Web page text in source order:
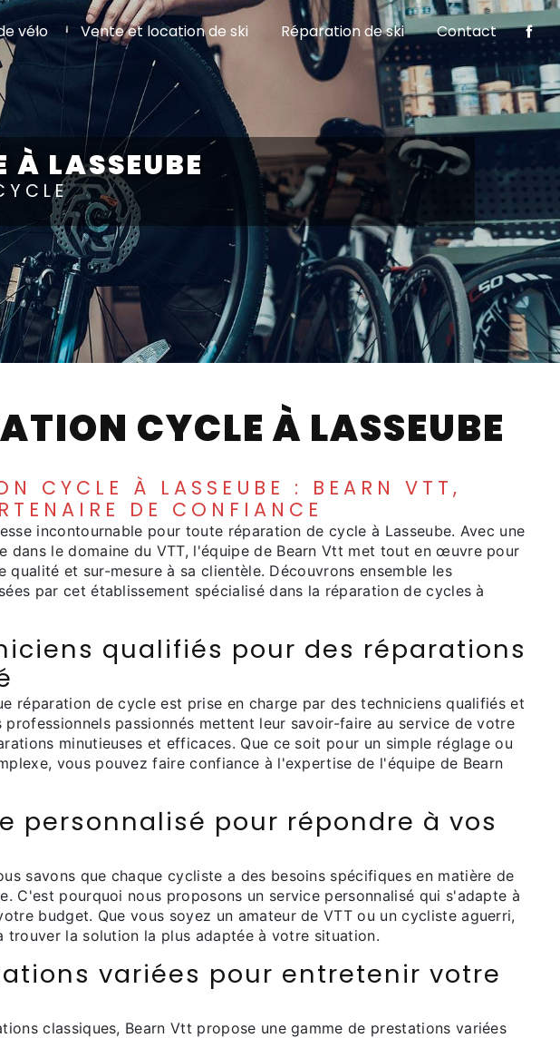
vélo Vente et location de ski Réparation de ski Contact
À LASSEUBE
CYCLE À LASSEUBE
CYCLE À LASSEUBE : BEARN VTT,
DE CONFIANCE
incontournable pour toute réparation de cycle à Lasseube. Avec une
dans le domaine du VTT, l'équipe de Bearn Vtt met tout en œuvre pour
qualité et sur-mesure à sa clientèle. Découvrons ensemble les
par cet établissement spécialisé dans la réparation de cycles à
qualifiés pour des réparations
réparation de cycle est prise en charge par des techniciens qualifiés et
professionnels passionnés mettent leur savoir-faire au service de votre
minutieuses et efficaces. Que ce soit pour un simple réglage ou
vous pouvez faire confiance à l'expertise de l'équipe de Bearn
personnalisé pour répondre à vos
savons que chaque cycliste a des besoins spécifiques en matière de
C'est pourquoi nous proposons un service personnalisé qui s'adapte à
budget. Que vous soyez un amateur de VTT ou un cycliste aguerri,
trouver la solution la plus adaptée à votre situation.
variées pour entretenir votre
classiques, Bearn Vtt propose une gamme de prestations variées